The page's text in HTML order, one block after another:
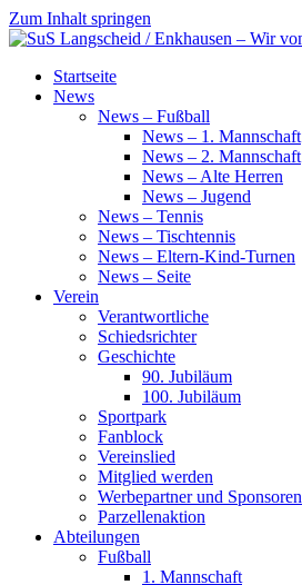
Zum Inhalt springen
SuS
Langscheid
Startseite
News
News – Fußball
News – 1. Mannschaft
News – 2. Mannschaft
News – Alte Herren
News – Jugend
News – Tennis
News – Tischtennis
News – Eltern-Kind-Turnen
News – Seite
Verein
Verantwortliche
Schiedsrichter
Geschichte
90. Jubiläum
100. Jubiläum
Sportpark
Fanblock
Vereinslied
Mitglied werden
Werbepartner und Sponsoren
Parzellenaktion
Abteilungen
Fußball
1. Mannschaft